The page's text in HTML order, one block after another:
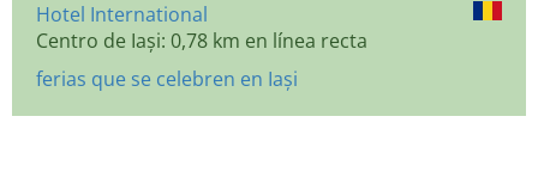
Hotel International
Centro de Iași: 0,78 km en línea recta
ferias que se celebren en Iași